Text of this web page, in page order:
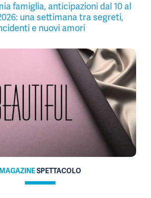
famiglia, anticipazioni dal 10 al
una settimana tra segreti,
e nuovi amori
MAGAZINESPETTACOLO